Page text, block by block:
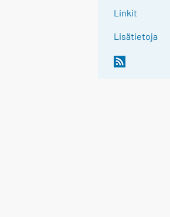
Linkit
Lisätietoja